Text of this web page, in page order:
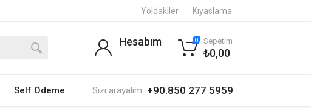
Yoldakiler Kıyaslama
Self Ödeme Sizi arayalım: +90.850 277 5959
Hesabım 0 Sepetim
₺0,00